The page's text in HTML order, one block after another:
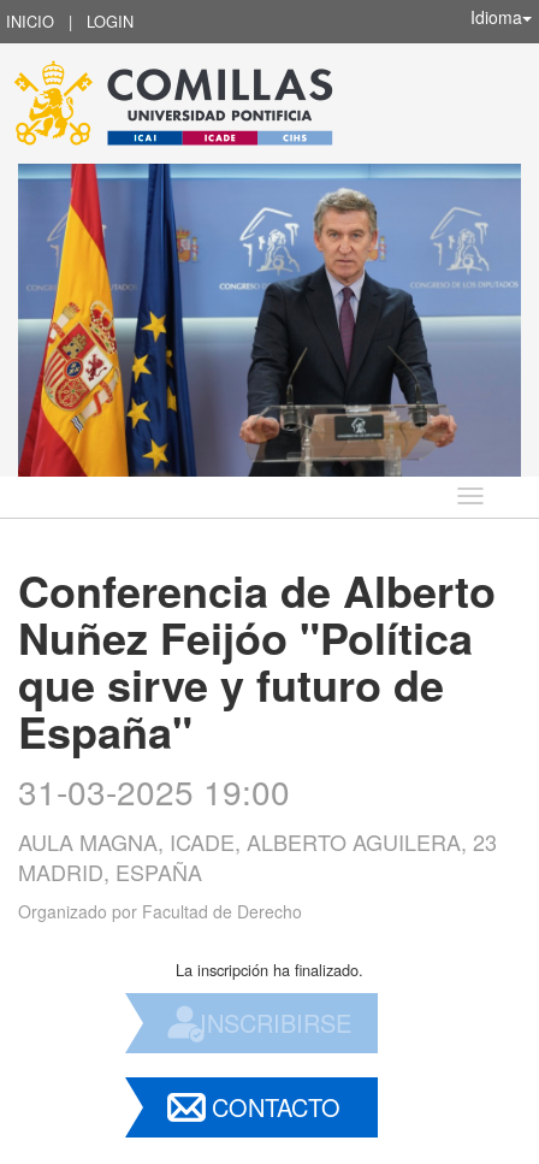
INICIO | LOGIN Idioma
Idioma
Conferencia de Alberto
Nuñez Feijóo "Política
que sirve y futuro de
España"
31-03-2025 19:00
AULA MAGNA, ICADE, ALBERTO AGUILERA, 23
MADRID, ESPAÑA
Organizado por Facultad de Derecho
La inscripción ha finalizado.
INSCRIBIRSE
CONTACTO